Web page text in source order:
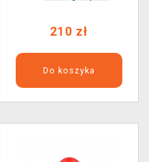
210 zł
Do koszyka